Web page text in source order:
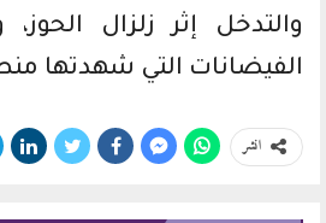
والتدخل إثر زلزال
الفيضانات التي شهدتها
انشر